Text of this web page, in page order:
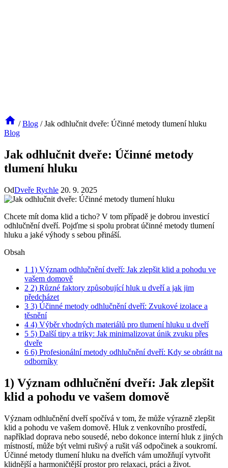
/ Blog / Jak odhlučnit dveře: Účinné metody tlumení hluku
Blog
Jak odhlučnit dveře: Účinné metody
tlumení hluku
OdDveře Rychle 20. 9. 2025
Chcete mít ‍doma klid a ticho? V tom případě⁢ je dobrou investicí
odhlučnění dveří. Pojďme si spolu probrat ⁤účinné‌ metody ⁢tlumení
hluku ⁢a jaké výhody s sebou přináší.
Obsah
1 1) Význam odhlučnění ⁢dveří: Jak​ zlepšit klid a pohodu‌ ve
vašem domově
2 2) Různé faktory způsobující hluk u dveří a‌ jak jim
předcházet
3 3) Účinné ⁢metody odhlučnění dveří: Zvukové izolace a
těsnění
4 4) Výběr vhodných materiálů pro tlumení hluku⁤ u dveří
5 5) Další tipy a triky: Jak ​minimalizovat ⁢únik zvuku přes‍
dveře
6 6) Profesionální ⁣metody odhlučnění dveří: Kdy se obrátit na
odborníky
1) Význam odhlučnění ⁢dveří: Jak​ zlepšit
klid a pohodu‌ ve vašem domově
Význam odhlučnění dveří spočívá v tom, že může výrazně zlepšit
klid ‌a pohodu‍ ve vašem domově. Hluk z venkovního prostředí,
například ​doprava nebo sousedé, nebo dokonce interní hluk z ⁤jiných
‍místností, může být velmi ​rušivý ⁤a rušit váš odpočinek a soukromí.
Účinné metody tlumení hluku na dveřích vám umožňují vytvořit
klidnější a harmoničtější‌ prostor pro relaxaci, práci a život.